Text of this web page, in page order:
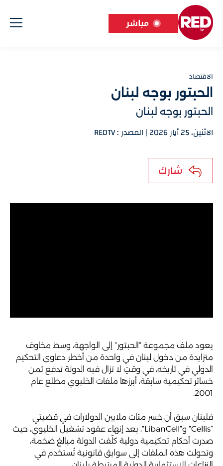
مباشر
الاقتصاد
الحبتور بوجه لبنان
الحبتور بوجه لبنان
الاثنين، 25 أيار 2026 | المصدر : REDTV
شارك
يعود ملف مجموعة “الحبتور” إلى الواجهة، وسط مخاوف
متزايدة من دخول لبنان في واحدة من أخطر دعاوى التحكيم
الدولي في تاريخه، في وقتٍ لا تزال فيه الدولة تدفع ثمن
خسائر تحكيمية سابقة، أبرزها ملفات الخليوي مطلع عام
2001.
فلبنان سبق أن خسر مئات ملايين الدولارات في قضيتي
“Cellis” و”LibanCell”، بعد إنهاء عقود تشغيل الخليوي، حيث
صدرت أحكام تحكيمية دولية كلّفت الدولة مبالغ ضخمة،
وتحولت هذه الملفات إلى سوابق قانونية تُستخدم في